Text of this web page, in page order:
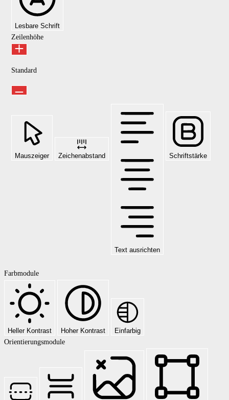
Lesbare Schrift
Zeilenhöhe
Standard
Mauszeiger Zeichenabstand
Text ausrichten
Schriftstärke
Farbmodule
Heller Kontrast Hoher Kontrast
Einfarbig
Orientierungsmodule